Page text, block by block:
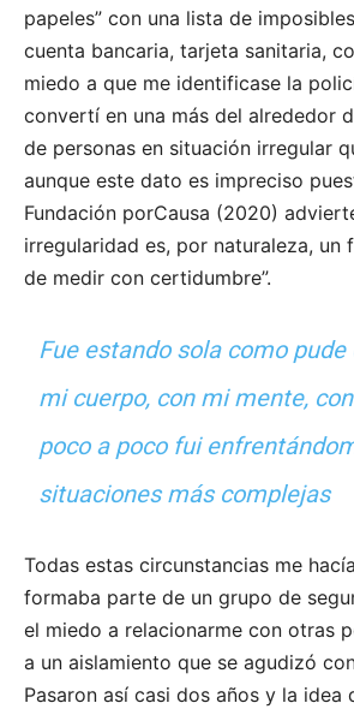
papeles” con una lista de
cuenta bancaria, tarjeta sanitaria,
miedo a que me identificase la
convertí en una más del alrededor
de personas en situación irregular
aunque este dato es impreciso
Fundación porCausa (2020)
irregularidad es, por naturaleza, un
de medir con certidumbre”.
Fue estando sola como
mi cuerpo, con mi mente,
poco a poco fui
situaciones más complejas
Todas estas circunstancias me
formaba parte de un grupo de
el miedo a relacionarme con otras
a un aislamiento que se agudizó
Pasaron así casi dos años y la idea